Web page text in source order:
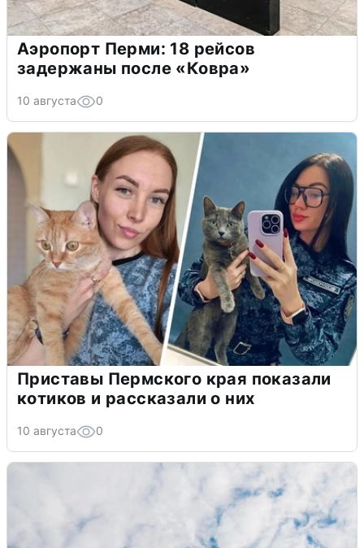
Аэропорт Перми: 18 рейсов
задержаны после «Ковра»
10 августа 0
Приставы Пермского края показали
котиков и рассказали о них
10 августа 0